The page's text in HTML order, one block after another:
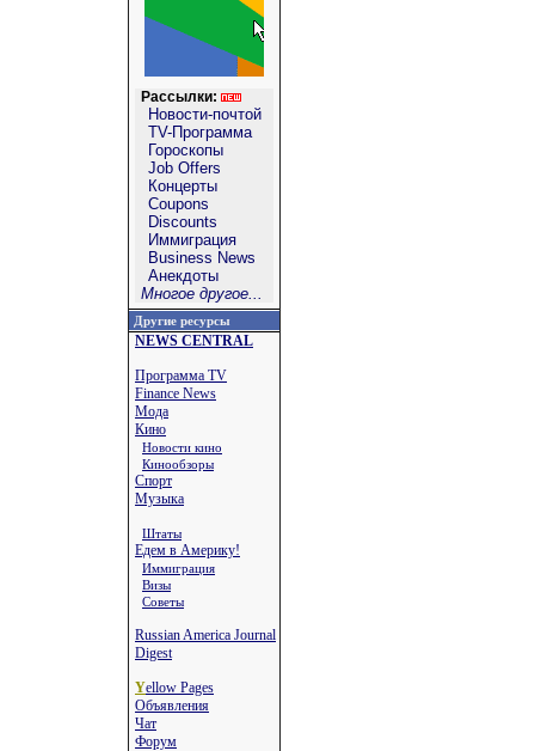
Рассылки:
Новости-почтой
TV-Программа
Гороскопы
Job Offers
Концерты
Coupons
Discounts
Иммиграция
Business News
Анекдоты
Многое другое...
Другие ресурсы
NEWS CENTRAL
Программа TV
Finance News
Мода
Кино
Новости кино
Кинообзоры
Спорт
Музыка
Штаты
Едем в Америку!
Иммиграция
Визы
Советы
Russian America Journal
Digest
Yellow Pages
Объявления
Чат
Форум